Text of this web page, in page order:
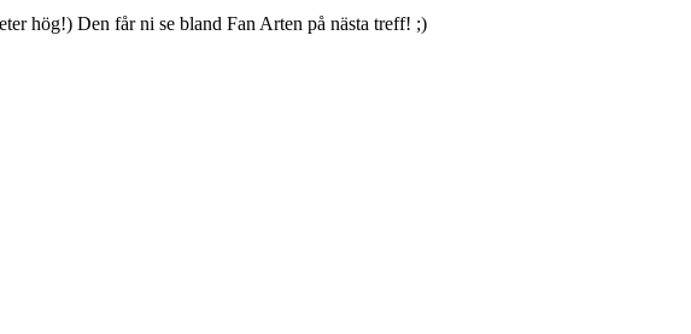
hög!) Den får ni se bland Fan Arten på nästa treff! ;)